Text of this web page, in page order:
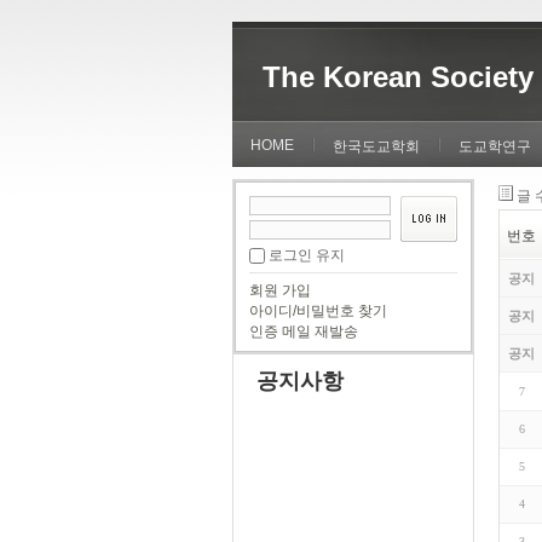
The Korean
HOME 한국도교학회 도교학연구
로그인 유지
회원 가입
아이디/비밀번호 찾기
인증 메일 재발송
공지사항
글
번호
공지
공지
공지
7
6
5
4